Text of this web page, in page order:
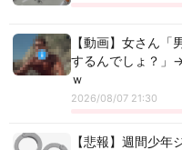
【動画】女さん「
するんでしょ？」
ｗ
2026/08/07 21:30
【悲報】週間少年